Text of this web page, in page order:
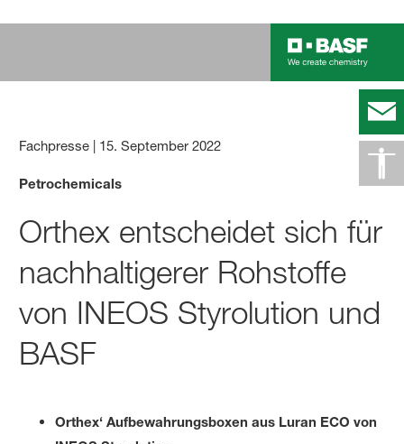
Fachpresse | 15. September 2022
Petrochemicals
Orthex entscheidet sich für
nachhaltigerer Rohstoffe
von INEOS Styrolution und
BASF
Orthex‘ Aufbewahrungsboxen aus Luran ECO von